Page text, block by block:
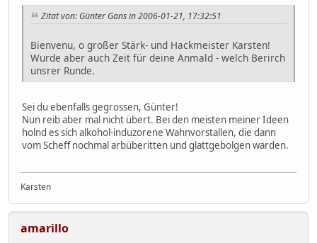
Zitat von: Günter Gans in 2006-01-21, 17:32:51
Bienvenu, o großer Stärk- und Hackmeister Karsten!
Wurde aber auch Zeit für deine Anmald - welch Berirch
unsrer Runde.
Sei du ebenfalls gegrossen, Günter!
Nun reib aber mal nicht übert. Bei den meisten meiner Ideen
holnd es sich alkohol-induzorene Wahnvorstallen, die dann
vom Scheff nochmal arbüberitten und glattgebolgen warden.
Karsten
amarillo